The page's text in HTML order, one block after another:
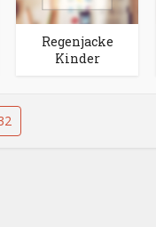
Regenjacke
Kinder